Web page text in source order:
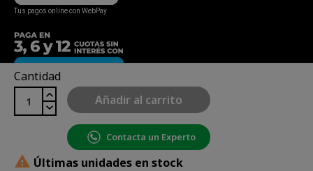
Cantidad
Añadir al carrito
Contacta un Experto
 Últimas unidades en stock
Tus pagos online con WebPay
Copyright© uBike Motos 2026|Mapa del sitio